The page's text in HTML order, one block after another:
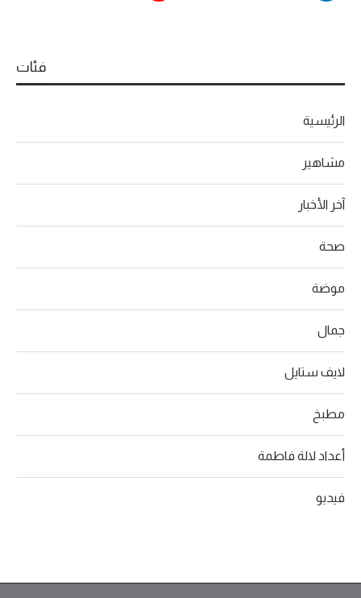
فئات
الرئيسية
مشاهير
آخر الأخبار
صحة
موضة
جمال
لايف ستايل
مطبخ
أعداد لالة فاطمة
فيديو